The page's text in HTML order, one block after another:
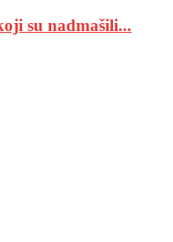
su nadmašili...